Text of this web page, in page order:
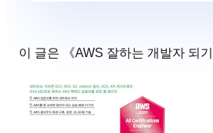
이 글은 《AWS 잘하는 개발자 되기